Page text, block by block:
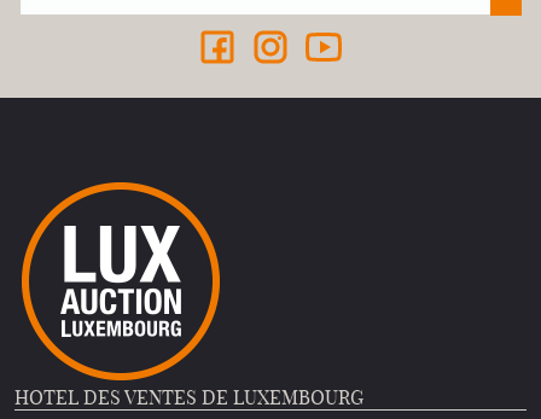
HOTEL DES VENTES DE LUXEMBOURG